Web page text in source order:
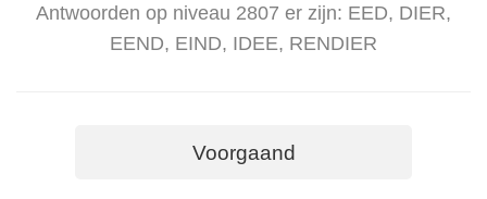
Antwoorden op niveau 2807 er zijn: EED, DIER,
EEND, EIND, IDEE, RENDIER
Voorgaand